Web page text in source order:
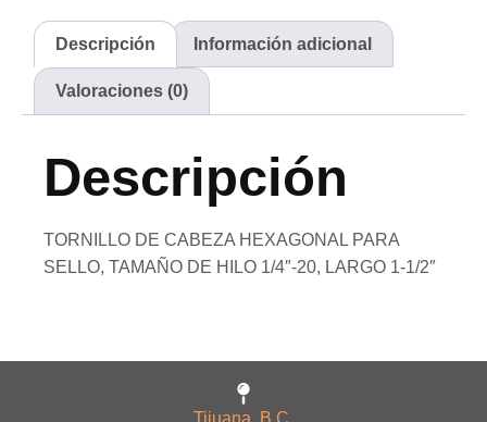
Descripción Información adicional
Valoraciones (0)
Descripción
TORNILLO DE CABEZA HEXAGONAL PARA
SELLO, TAMAÑO DE HILO 1/4″-20, LARGO 1-1/2″